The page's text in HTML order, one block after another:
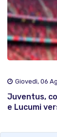
Giovedì, 06
Juventus,
e Lucumi